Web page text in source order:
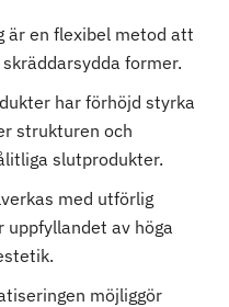
är en flexibel metod att
former.
har förhöjd styrka
strukturen och
slutprodukter.
med utförlig
av höga
möjliggör